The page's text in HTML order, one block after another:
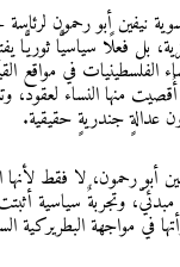
نيفين أبو رحمون لرئاسة
بل فعلًا سياسيًّا ثوريًّا
الفلسطينيات في مواقع
منها النساء لعقود،
عدالةٍ جندريةٍ حقيقية.
أبو رحمون، لا فقط لأنها
وتجربةٌ سياسية أثبتت
في مواجهة البطريركية